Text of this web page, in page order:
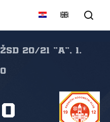
20/21 "A", 1.
0